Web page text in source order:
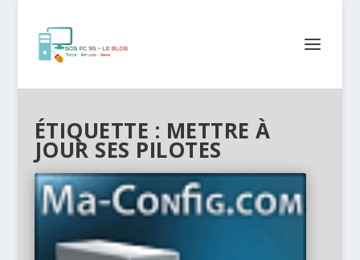
ÉTIQUETTE : METTRE À
JOUR SES PILOTES